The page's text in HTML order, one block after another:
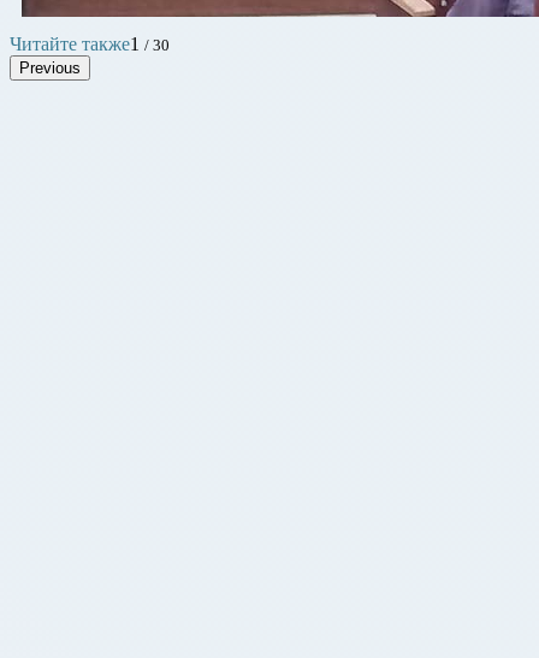
Читайте также1 / 30
Previous